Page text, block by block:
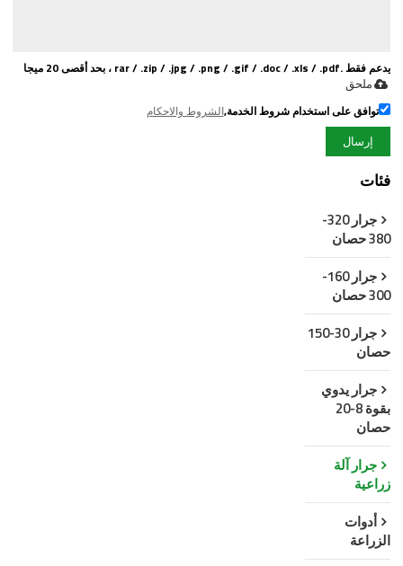
يدعم فقط .rar / .zip / .jpg / .png / .gif / .doc / .xls / .pdf ، بحد أقصى 20 ميجا
ملحق
توافق على استخدام شروط الخدمة,الشروط والاحكام
إرسال
فئات
جرار 320-
380 حصان
جرار 160-
300 حصان
جرار 30-150
حصان
جرار يدوي
بقوة 8-20
حصان
جرار آلة
زراعية
أدوات
الزراعة